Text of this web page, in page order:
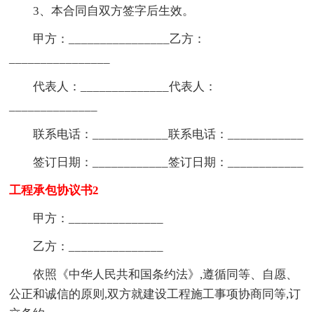
3、本合同自双方签字后生效。
甲方：________________乙方：
代表人：______________代表人：
联系电话：____________联系电话：____________
签订日期：____________签订日期：____________
工程承包协议书2
甲方：_______________
乙方：_______________
依照《中华人民共和国条约法》,遵循同等、自愿、
公正和诚信的原则,双方就建设工程施工事项协商同等,订